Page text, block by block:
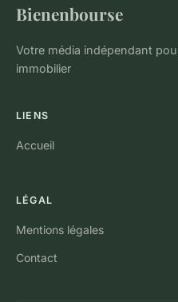
Bienenbourse
Votre média indépendant
immobilier
LIENS
Accueil
LÉGAL
Mentions légales
Contact